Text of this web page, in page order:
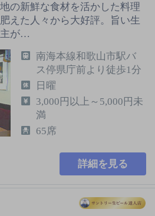
の新鮮な食材を活かした料理
えた人々から大好評。旨い生
主が…
南海本線和歌山市駅バ
ス停県庁前より徒歩1分
日曜
3,000円以上～5,000円未
満
65席
詳細を見る